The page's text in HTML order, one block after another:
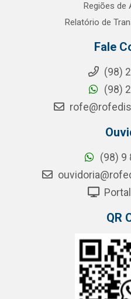
Regiões de
Relatório de
Fale
(98)
(98)
(98) 9
QR